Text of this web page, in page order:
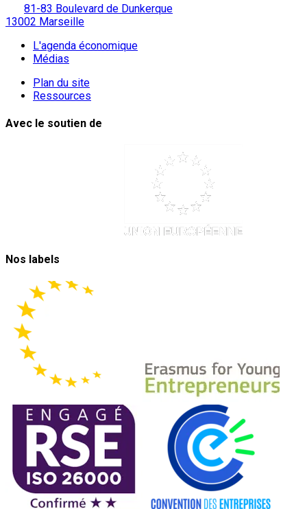
81-83 Boulevard de Dunkerque
13002 Marseille
L'agenda économique
Médias
Plan du site
Ressources
Avec le soutien de
Nos labels